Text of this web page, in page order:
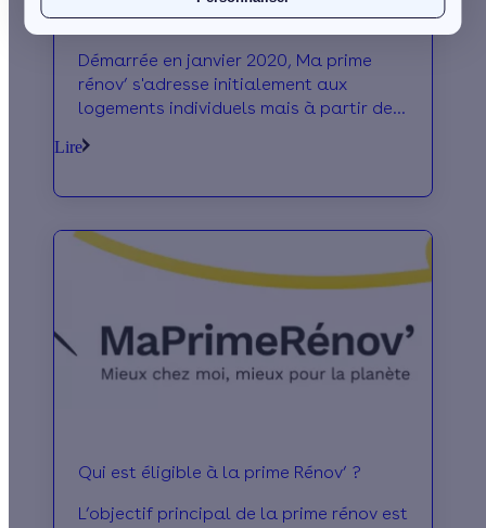
collectifs
Démarrée en janvier 2020, Ma prime
rénov’ s'adresse initialement aux
logements individuels mais à partir de
habitats collectifs.
Lire
Qui est éligible à la prime Rénov’ ?
L’objectif principal de la prime rénov est